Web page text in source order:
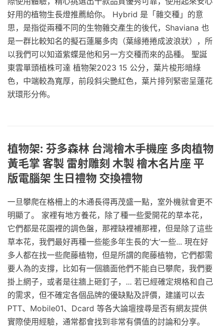
好用的植物生長燈推薦給你。 Hybrid 是「雜交種」的意
思，是指從兩種不同的生物雜交產生的後代，Shaviana 也
是一群比較知名的擬石蓮屬多肉（葉緣捲捲成波浪狀），所
以我們可以知道紫蝶是他和另一方交種而來的品種。 聖誕
東雲單頭植株可達 植物架2023 15 公分，葉片梭形暗綠
色，中端較為寬厚，前段斜尖艷紅色，葉片排列緊密呈蓮花
狀環形分佈。
植物架: 芬多森林 台灣檜木手機座 多肉植物
黃毛掌 客製 雷射雕刻 木製 檜木名片座 平
版電腦架 生日禮物 交換禮物
一旦攀爬在格柵上的木通長得再茂盛一點，室外機就會更不
明顯了。 家裡有地方養花，除了種一些愛開花的草本花，
它們都是花園裡的調色盤，那裡缺裡補那裡，但是除了這些
草本花，我們最好再種一些能多年生長的‘大’一些... 現在好
多人都在找一些爬藤植物，但是所謂的爬藤植物，它們都需
要人為的支撐，比如有一個牆面他們不能自已攀爬，我們要
掛上網子，或者是往牆上砸釘子，... 若已經確定規格和自己
的需求，但不確定各個品牌的優缺點及評價，建議可以去
PTT、Mobile01、Dcard 等各大論壇搜尋是否有網友提供
實際使用經驗，通常都會找到非常有價值的討論和分享。